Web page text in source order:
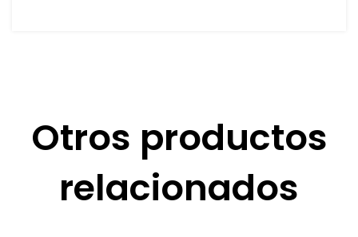
Otros productos
relacionados